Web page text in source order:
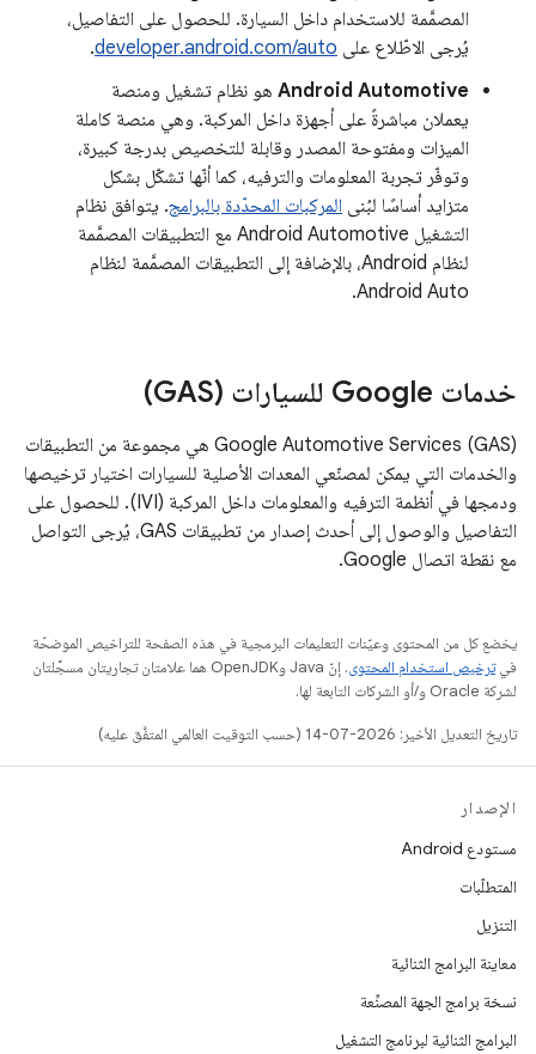
المصمَّمة للاستخدام داخل السيارة. للحصول على التفاصيل،
يُرجى الاطّلاع على developer.android.com/auto
.
Android Automotive هو نظام تشغيل ومنصة
يعملان مباشرةً على أجهزة داخل المركبة. وهي منصة كاملة
الميزات ومفتوحة المصدر وقابلة للتخصيص بدرجة كبيرة،
وتوفّر تجربة المعلومات والترفيه، كما أنّها تشكّل بشكل
متزايد أساسًا لبُنى المركبات المحدّدة بالبرامج. يتوافق نظام
التشغيل Android Automotive مع التطبيقات المصمَّمة
لنظام Android، بالإضافة إلى التطبيقات المصمَّمة لنظام
Android Auto.
خدمات Google للسيارات (GAS)
‫Google Automotive Services (GAS) هي مجموعة من التطبيقات
والخدمات التي يمكن لمصنّعي المعدات الأصلية للسيارات اختيار ترخيصها
ودمجها في أنظمة الترفيه والمعلومات داخل المركبة (IVI). للحصول على
التفاصيل والوصول إلى أحدث إصدار من تطبيقات GAS، يُرجى التواصل
مع نقطة اتصال Google.
يخضع كل من المحتوى وعيّنات التعليمات البرمجية في هذه الصفحة للتراخيص الموضحّة
فيترخيص استخدام المحتوى
. إنّ Java وOpenJDK هما علامتان تجاريتان مسجَّلتان
لشركة Oracle و/أو الشركات التابعة لها.
تاريخ التعديل الأخير: 2026-07-14 (حسب التوقيت العالمي المتفَّق عليه)
الإصدار
مستودع Android
المتطلّبات
التنزيل
معاينة البرامج الثنائية
نسخة برامج الجهة المصنِّعة
البرامج الثنائية لبرنامج التشغيل